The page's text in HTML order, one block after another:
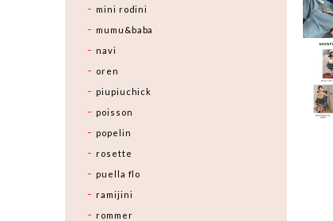
mini rodini
mumu&baba
navi
oren
piupiuchick
poisson
popelin
rosette
puella flo
ramijini
rommer